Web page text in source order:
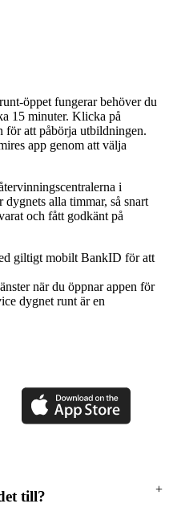
öppet fungerar behöver du
15 minuter. Klicka på
för att påbörja utbildningen.
app genom att välja
i
alla timmar, så snart
och fått godkänt på
giltigt mobilt BankID för att
när du öppnar appen för
dygnet runt är en
till?